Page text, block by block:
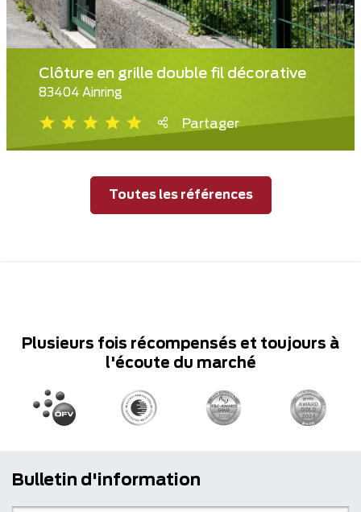
Clôture en grille double fil décorative
83404 Ainring
Partager
Toutes les références
Plusieurs fois récompensés et toujours à
l'écoute du marché
Bulletin d'information